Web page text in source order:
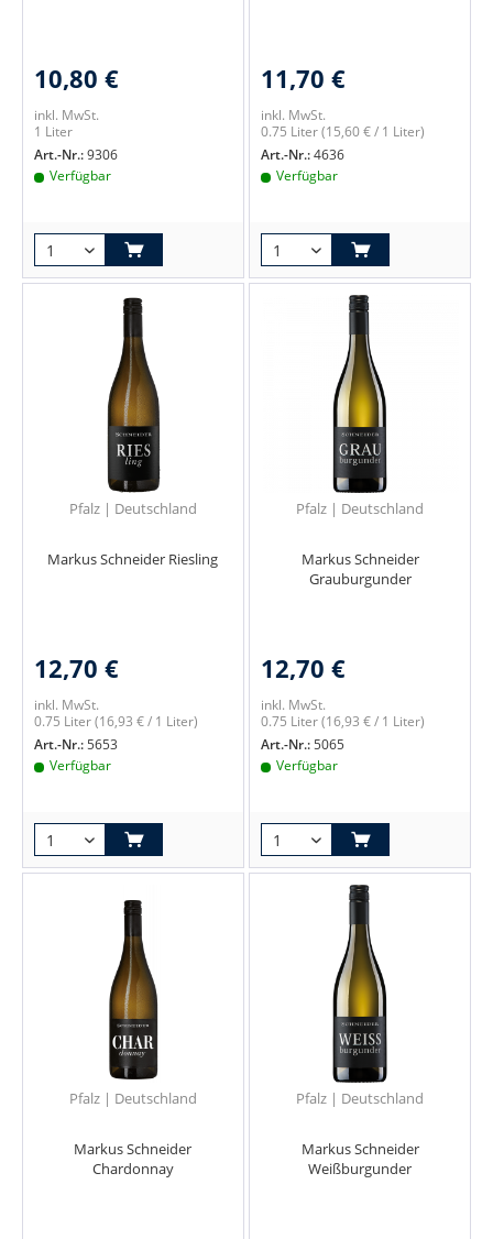
10,80 €
inkl. MwSt.
1 Liter
Art.-Nr.:9306
Verfügbar
11,70 €
inkl. MwSt.
0.75 Liter(15,60 € / 1 Liter)
Art.-Nr.:4636
Verfügbar
Pfalz | Deutschland
Markus Schneider Riesling
12,70 €
inkl. MwSt.
0.75 Liter(16,93 € / 1 Liter)
Art.-Nr.:5653
Verfügbar
Pfalz | Deutschland
Markus Schneider
Grauburgunder
12,70 €
inkl. MwSt.
0.75 Liter(16,93 € / 1 Liter)
Art.-Nr.:5065
Verfügbar
Pfalz | Deutschland
Markus Schneider
Chardonnay
Pfalz | Deutschland
Markus Schneider
Weißburgunder